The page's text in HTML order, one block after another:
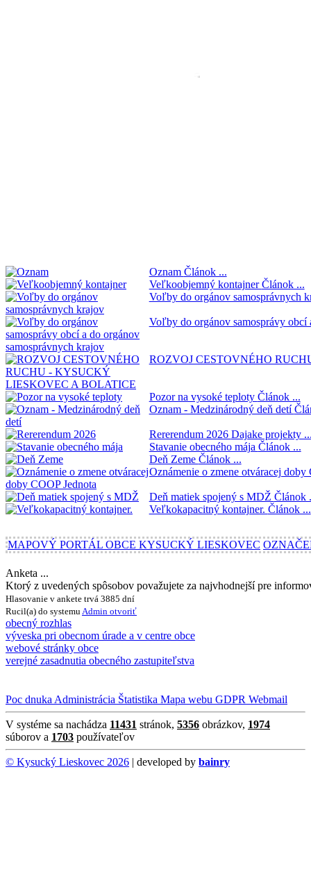
Oznam Článok ...
Veľkoobjemný kontajnerČlánok ...
Voľby do orgánov samosprávnych
Voľby do orgánov samosprávy
ROZVOJ CESTOVNÉHO
Pozor na vysoké teploty Článok ...
Oznam - Medzinárodný deň detí
Rererendum 2026 Dajake projekty
Stavanie obecného mája Článok ...
Deň Zeme Článok ...
Oznámenie o zmene otváracej doby
Deň matiek spojený s MDŽ Článok
Veľkokapacitný kontajner. Článok ...
MAPOVÝ PORTÁL OBCE KYSUCKÝ LIESKOVEC
Anketa ...
Ktorý z uvedených spôsobov považujete za najvhodnejší pre
Hlasovanie v ankete trvá 3885 dní
Rucil(a) do systemu Admin otvoriť
obecný rozhlas
výveska pri obecnom úrade a v centre obce
webové stránky obce
verejné zasadnutia obecného zastupiteľstva
Poc dnuka Administrácia Štatistika Mapa webu GDPR Webmail
V systéme sa nachádza 11431 stránok, 5356 obrázkov, 1974
súborov a 1703 používateľov
© Kysucký Lieskovec 2026 | developed by bainry